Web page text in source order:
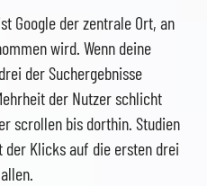
Google der zentrale Ort, an
wird. Wenn deine
der Suchergebnisse
der Nutzer schlicht
scrollen bis dorthin. Studien
der Klicks auf die ersten drei